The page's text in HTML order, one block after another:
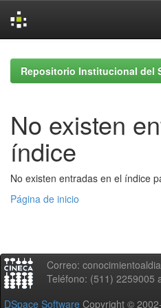
navigationRepositorio Institucional del
No existen
índice
No existen entradas en el índice
Página de inicio
Correo:
Teléfono: (511) 2259005
DSpace Software Copyright ©